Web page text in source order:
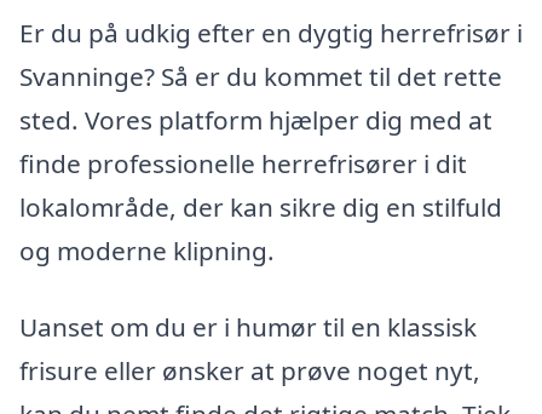
Er du på udkig efter en dygtig herrefrisør i
Svanninge? Så er du kommet til det rette
sted. Vores platform hjælper dig med at
finde professionelle herrefrisører i dit
lokalområde, der kan sikre dig en stilfuld
og moderne klipning.
Uanset om du er i humør til en klassisk
frisure eller ønsker at prøve noget nyt,